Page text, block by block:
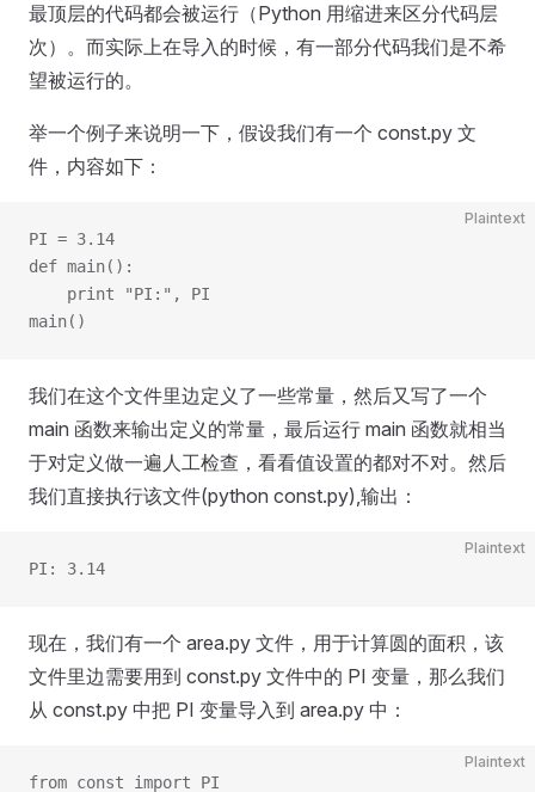
最顶层的代码都会被运行（Python 用缩进来区分代码层
次）。而实际上在导入的时候，有一部分代码我们是不希
望被运行的。
举一个例子来说明一下，假设我们有一个 const.py 文
件，内容如下：
Plaintext
PI = 3.14
def main():
    print "PI:", PI
main()
我们在这个文件里边定义了一些常量，然后又写了一个
main 函数来输出定义的常量，最后运行 main 函数就相当
于对定义做一遍人工检查，看看值设置的都对不对。然后
我们直接执行该文件(python const.py),输出：
Plaintext
PI: 3.14
现在，我们有一个 area.py 文件，用于计算圆的面积，该
文件里边需要用到 const.py 文件中的 PI 变量，那么我们
从 const.py 中把 PI 变量导入到 area.py 中：
Plaintext
from const import PI